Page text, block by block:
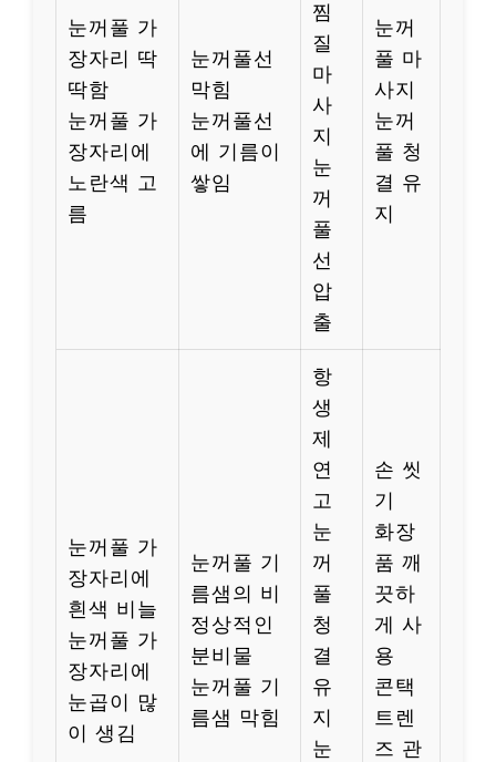
눈꺼풀 가
장자리 딱
딱함
눈꺼풀 가
장자리에
노란색 고
름
눈꺼풀선
막힘
눈꺼풀선
에 기름이
쌓임
찜
질
마
사
지
눈
꺼
풀
선
압
출
눈꺼
풀 마
사지
눈꺼
풀 청
결 유
지
눈꺼풀 가
장자리에
흰색 비늘
눈꺼풀 가
장자리에
눈곱이 많
이 생김
눈꺼풀 기
름샘의 비
정상적인
분비물
눈꺼풀 기
름샘 막힘
항
생
제
연
고
눈
꺼
풀
청
결
유
지
눈
손 씻
기
화장
품 깨
끗하
게 사
용
콘택
트렌
즈 관